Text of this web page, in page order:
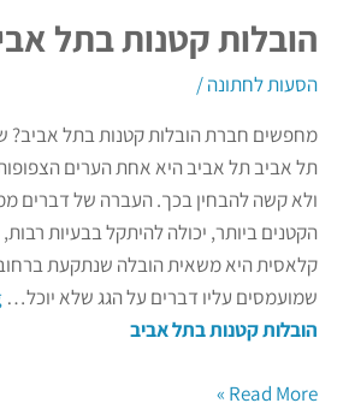
הובלות קטנות בתל
הסעות לחתונה/
מחפשים חברת הובלות קטנות בתל אביב?
תל אביב תל אביב היא אחת הערים
ולא קשה להבחין בכך. העברה של דברים
הקטנים ביותר, יכולה להיתקל בבעיות
קלאסית היא משאית הובלה שנתקעת
שמועמסים עליו דברים על הגג שלא יוכל…
הובלות קטנות בתל אביב
Read More »